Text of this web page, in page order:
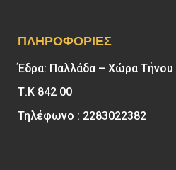
ΠΛΗΡΟΦΟΡΊΕΣ
Έδρα: Παλλάδα – Χώρα Τήνου
Τ.Κ 842 00
Τηλέφωνο : 2283022382